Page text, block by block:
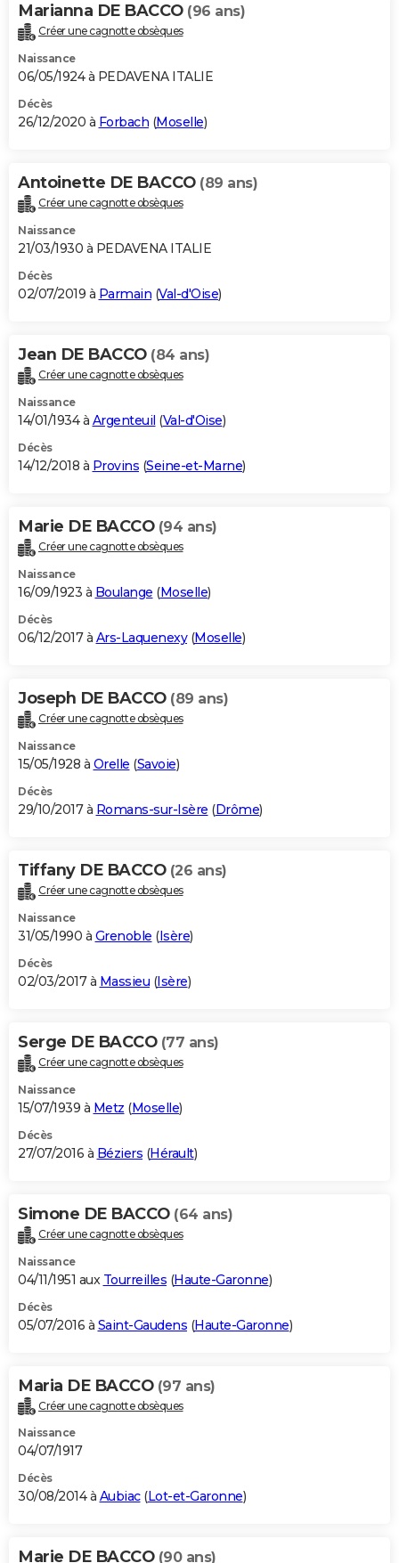
Marianna DE BACCO (96 ans)
Créer une cagnotte obsèques
Naissance
06/05/1924 à PEDAVENA ITALIE
Décès
26/12/2020 à Forbach (Moselle)
Antoinette DE BACCO (89 ans)
Créer une cagnotte obsèques
Naissance
21/03/1930 à PEDAVENA ITALIE
Décès
02/07/2019 à Parmain (Val-d'Oise)
Jean DE BACCO (84 ans)
Créer une cagnotte obsèques
Naissance
14/01/1934 à Argenteuil (Val-d'Oise)
Décès
14/12/2018 à Provins (Seine-et-Marne)
Marie DE BACCO (94 ans)
Créer une cagnotte obsèques
Naissance
16/09/1923 à Boulange (Moselle)
Décès
06/12/2017 à Ars-Laquenexy(Moselle)
Joseph DE BACCO (89 ans)
Créer une cagnotte obsèques
Naissance
15/05/1928 à Orelle (Savoie)
Décès
29/10/2017 à Romans-sur-Isère (Drôme)
Tiffany DE BACCO (26 ans)
Créer une cagnotte obsèques
Naissance
31/05/1990 à Grenoble (Isère)
Décès
02/03/2017 à Massieu (Isère)
Serge DE BACCO (77 ans)
Créer une cagnotte obsèques
Naissance
15/07/1939 à Metz (Moselle)
Décès
27/07/2016 à Béziers (Hérault)
Simone DE BACCO (64 ans)
Créer une cagnotte obsèques
Naissance
04/11/1951 aux Tourreilles (Haute-Garonne)
Décès
05/07/2016 à Saint-Gaudens (Haute-Garonne)
Maria DE BACCO (97 ans)
Créer une cagnotte obsèques
Naissance
04/07/1917
Décès
30/08/2014 à Aubiac(Lot-et-Garonne)
Marie DE BACCO (90 ans)